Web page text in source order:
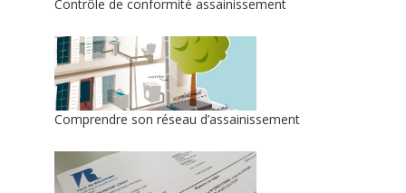
Contrôle de conformité assainissement
Comprendre son réseau d’assainissement